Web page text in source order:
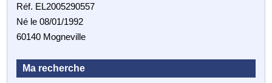
Réf. EL2005290557
Né le 08/01/1992
60140 Mogneville
Ma recherche